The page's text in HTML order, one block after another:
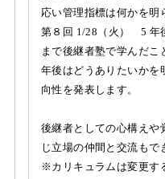
応い管理指標は何かを明
第８回 1/28（火） 5 年
まで後継者塾で学んだ
年後はどうありたいかを
向性を発表します。
後継者としての心構えや
じ立場の仲間と交流もで
※カリキュラムは変更す